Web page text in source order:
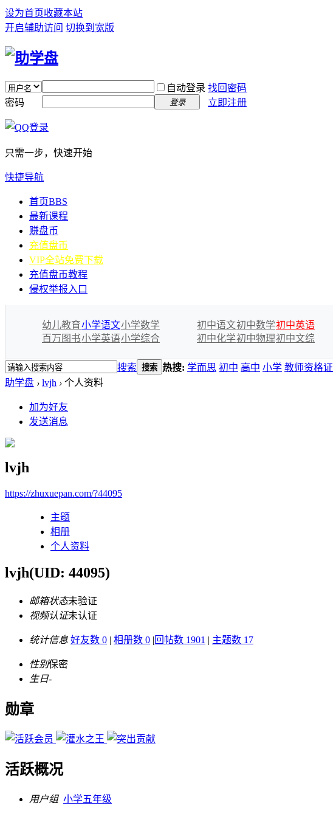
设为首页收藏本站
开启辅助访问 切换到宽版
自动登录 找回密码
密码
登录 立即注册
只需一步，快速开始
快捷导航
首页BBS
最新课程
赚盘币
充值盘币
VIP全站免费下载
充值盘币教程
侵权举报入口
幼儿教育小学语文小学数学
百万图书小学英语小学综合
初中语文初中数学初中英语
初中化学初中物理初中文综
搜索 搜索 热搜: 学而思 初中 高中 小学 教师资格证
助学盘 › lvjh › 个人资料
加为好友
发送消息
lvjh
https://zhuxuepan.com/?44095
主题
相册
个人资料
lvjh(UID: 44095)
邮箱状态未验证
视频认证未认证
统计信息 好友数 0 | 相册数 0 |回帖数 1901 | 主题数 17
性别保密
生日-
勋章
活跃概况
用户组 小学五年级